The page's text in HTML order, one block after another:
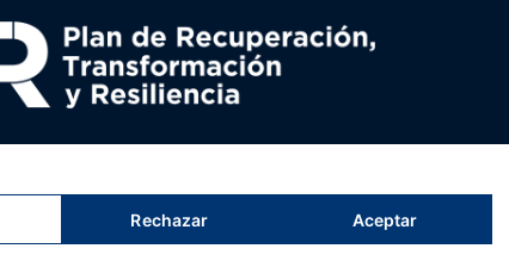
por el Ministerio de Política territorial.
tigres
Rechazar Aceptar